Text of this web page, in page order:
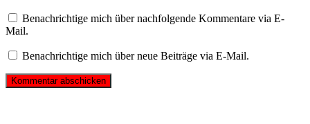
Benachrichtige mich über nachfolgende Kommentare via E-
Mail.
Benachrichtige mich über neue Beiträge via E-Mail.